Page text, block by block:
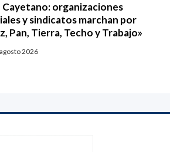
Cayetano: organizaciones
y sindicatos marchan por
Pan, Tierra, Techo y Trabajo»
2026